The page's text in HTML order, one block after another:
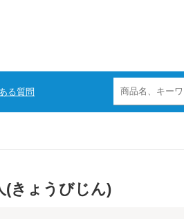
る質問
(きょうびじん)